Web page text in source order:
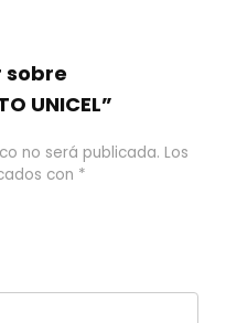
sobre
UNICEL”
no será publicada. Los
con *